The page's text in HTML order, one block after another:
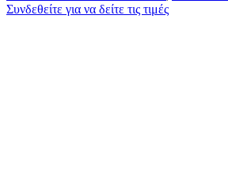
Συνδεθείτε για να δείτε τις τιμές